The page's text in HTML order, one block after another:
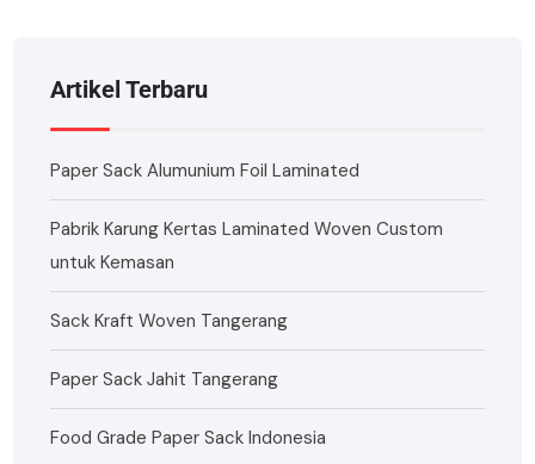
Artikel Terbaru
Paper Sack Alumunium Foil Laminated
Pabrik Karung Kertas Laminated Woven Custom
untuk Kemasan
Sack Kraft Woven Tangerang
Paper Sack Jahit Tangerang
Food Grade Paper Sack Indonesia